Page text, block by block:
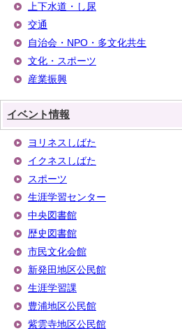
上下水道・し尿
交通
自治会・NPO・多文化共生
文化・スポーツ
産業振興
イベント情報
ヨリネスしばた
イクネスしばた
スポーツ
生涯学習センター
中央図書館
歴史図書館
市民文化会館
新発田地区公民館
生涯学習課
豊浦地区公民館
紫雲寺地区公民館